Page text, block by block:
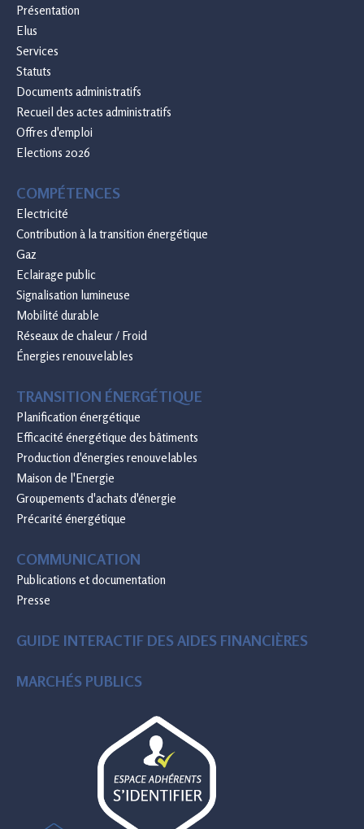
Présentation
Elus
Services
Statuts
Documents administratifs
Recueil des actes administratifs
Offres d'emploi
Elections 2026
COMPÉTENCES
Electricité
Contribution à la transition énergétique
Gaz
Eclairage public
Signalisation lumineuse
Mobilité durable
Réseaux de chaleur / Froid
Énergies renouvelables
TRANSITION ÉNERGÉTIQUE
Planification énergétique
Efficacité énergétique des bâtiments
Production d'énergies renouvelables
Maison de l'Energie
Groupements d'achats d'énergie
Précarité énergétique
COMMUNICATION
Publications et documentation
Presse
GUIDE INTERACTIF DES AIDES FINANCIÈRES
MARCHÉS PUBLICS